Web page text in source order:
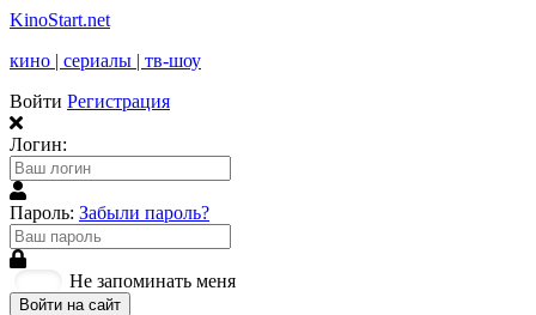
KinoStart.net
кино | сериалы | тв-шоу
Войти Регистрация
Логин:
Пароль: Забыли пароль?
Не запоминать меня
Войти на сайт